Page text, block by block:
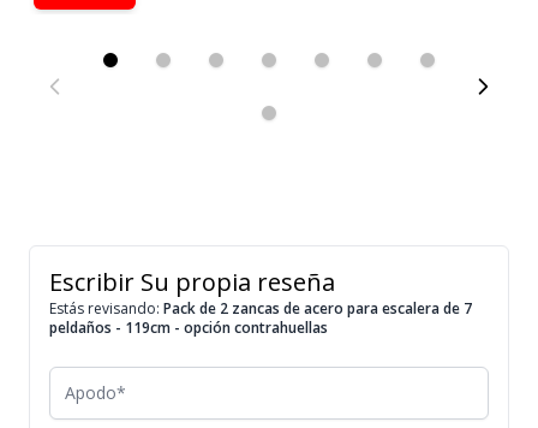
Escribir Su propia reseña
Estás revisando: Pack de 2 zancas de acero para escalera de 7
peldaños - 119cm - opción contrahuellas
Apodo